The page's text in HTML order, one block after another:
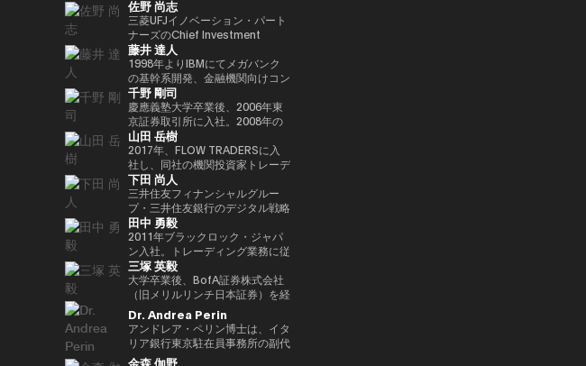
提供企業であるHong Kong
Cybercity/Freenationを設立し
ました。1998年には、多言語対
応のホワイトラベルWebサービ
スの先駆者として高く評価された
Outblazeを設立しました。2009
年にはOutblazeのメッセージン
グ事業をIBMに売却し、その後
Outblazeを、デジタルエンター
テインメント分野のサービスや製
品を開発するプロジェクトや企業
を育成するインキュベーターへと
転換しました。そのインキュベー
ト企業のひとつが、2014年に設
立されたAnimoca Brandsです。
2017年には、従来の教育システ
ムではあまり重視されてこなかっ
た発散的思考やデザイン思考など
のスキルを育む放課後型デジタル
ラボ、Dalton Learning Labを設
立しました。また、テクノロジー
における社会的意義のある課題を
研究するOutblazeのリサーチ部
門、ThinkBlazeの創設者でもあ
ります。 2018年以降、Yat氏は
Asia Digital Art Award優秀賞、
文化庁メディア芸術祭アート部門
審査委員会推薦作品多数。
ンキング、トレーディング・イン
フラストラクチャー分野に注力し
てきました。
開している。
http://salon.horiemon.com 著
書 『金を使うならカラダに使
え。』『ＣｈａｔＧＰＴ ｖｓ．
未来のない仕事をする人たち』
『２０３５ １０年後のニッポ
ン ホリエモンの未来予測大全』
など
リアは伝統的な金融業界からスタ
ートし、Lehman Brothers、
BNP Paribas、JPMorganなどで
要職を歴任しました。 Ethereum
Foundation参画前は、
JPMorganのブロックチェーン部
門であるKinexysに所属し、JPM
CoinやTokenized Depositsなど
のプロダクト推進を担当していま
した。
Genesis Partners, LP のCEO兼
最高投資責任者（CIO）を務めて
いる。同ファンドは、ビットコイ
ン専業としては世界初のアルゴリ
ズム型暗号資産ヘッジファンドで
あり、各サイクルの高値でビット
コインを売却し、底値でより多く
を買い戻すという投資仮説を掲げ
ている。 ターピンは35年以上に
わたり連続起業家および投資家と
して活躍してきた、極めて経験豊
富なエグゼクティブであり、数多
くの成功したイグジットを実現し
てきた。その実績を背景に、プエ
ルトリコを拠点とするファミリー
オフィス Transform Capital を
設立している。 また、ビットコ
インの初期投資家かつ思想的リー
ダー（thought leader）として
も知られ、Ethereum や Tether
を含む主要ブロックチェーンプロ
ジェクトの初期マーケティングお
よびアドバイザリーに関与した人
物である。こうした功績から、
CNBC により「クリプト界のゴ
ックグループ長。2024〜2025
年、FinTech副センター長、デジ
タル通貨検証グループ長。2025
年7月より出向し、現職。2025年
4月より東京大学大学院経済学研
究科CARF招聘研究員。 訳書に
『ビットコインとブロックチェー
ン：暗号通貨を支える技術』
（NTT出版）、『マスタリン
グ・イーサリアム ―スマートコ
ントラクトとDAppの構築』（オ
ライリージャパン）など。共著に
『Web3の未解決問題』（日経
BP）、『Web3・暗号資産 13
人の未来予測』（朝日新聞出
版）。
佐野 尚志
三菱UFJイノベーション・パート
ナーズのChief Investment
Officerとして、AUM 800億円の
ファンドにおいて日・米・アジア
を中心にスタートアップ出資と事
業開発の責任者を担う。MUIP参
画以前は独立系VCのGlobal
Brainにて、国内外スタートアッ
プ投資やCVCの運営に従事。そ
れ以前はソニーにて、技術投資や
JV設立等の新規事業プロジェク
トのファイナンス、またリテール
エナジー事業のカテゴリー責任者
として、海外事業を運営。
藤井 達人
1998年よりIBMにてメガバンク
の基幹系開発、金融機関向けコン
サル業務に従事。 Microsoftを経
てMUFGのイノベーション事業に
参画しDXプロジェクトをリー
ド。 auフィナンシャルホールデ
ィングスにて執行役員チーフデジ
タルオフィサー兼IT統括部長、
Microsoftで業務執行役員 金融イ
ノベーション本部長を務めた後、
現職。 一般社団法人
FINOVATORS設立。2021年より
日本ブロックチェーン協会理事就
任。同志社大卒、東大EMP第17
期修了。
千野 剛司
慶應義塾大学卒業後、2006年東
京証券取引所に入社。2008年の
金融危機以降、債務不履行管理プ
ロセスの改良プロジェクトに参画
し、日本証券クリアリング機構に
てOTCデリバティブ（クレジッ
ト・デフォルト・スワップおよび
金利スワップ）の清算プロジェク
トを主導するとともに、日本取引
所グループの清算決済分野の経営
企画を担当。2016年より
PwCJapanのCEO Office（経営
企画）にて、リーダーシップチー
ムの戦略的な議論をサポート。
2018年7月、世界的な暗号資産取
引所であるKrakenを運営する
Payward, Inc.（米国）に入社
し、金融庁登録に貢献。2020年3
山田 岳樹
2017年、FLOW TRADERSに入
社し、同社の機関投資家トレーデ
ィング部門にて、シンガポールお
よび香港支社を拠点にアジアの機
関投資家とのブロック取引を担
当。ETFを中心に外国債券や暗号
資産を含む幅広いプロダクトにお
いて機関投資家に流動性を提供す
る。また日本国内の証券会社、運
用会社、取引所・交換所、電子取
引プラットフォームとのビジネス
開発を担当し、同社の日本関連の
ビジネス全般に携わる。 FLOW
TRADERSは東京証券取引所の
Best Market Makerとして毎年表
下田 尚人
三井住友フィナンシャルグルー
プ・三井住友銀行のデジタル戦略
部 部長。デジタルアセットに関
するSMBCグループの取り組みを
取りまとめ。 2025年6月まで日
本銀行決済機構局参事役。決済機
構局では、新しい技術を使った決
済高度化プロジェクトの企画・推
進（Project Agora等）、AIの金
融システムへの影響に関する国際
的検討等に従事。また、BIS決済
市場インフラ委員会（CPMI）、
田中 勇毅
2011年ブラックロック・ジャパ
ン入社。トレーディング業務に従
事後、2024年3月よりブラックロ
ック・グローバル・マーケッツ部
長としてトレーディング、セキュ
リティーズ・レンディング、キャ
ッシュ・マネジメントを統括。ま
たデジタル戦略の分野においても
日本にて従事。2025年1月よりグ
三塚 英毅
大学卒業後、BofA証券株式会社
（旧メリルリンチ日本証券）を経
て、BNPパリバ証券株式会社にて
複数の役職を経た後、グローバル
マーケッツ統括本部COOに就
任。Web3企業の Animoca
Dr. Andrea Perin
アンドレア・ペリン博士は、イタ
リア銀行東京駐在員事務所の副代
表です。この職務において、日
金森 伽野